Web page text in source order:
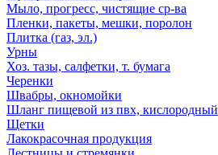
Мыло, прогресс, чистящие ср-ва
Пленки, пакеты, мешки, поролон
Плитка (газ, эл.)
Урны
Хоз. тазы, салфетки, т. бумага
Черенки
Швабры, окномойки
Шланг пищевой из пвх, кислородный
Щетки
Лакокрасочная продукция